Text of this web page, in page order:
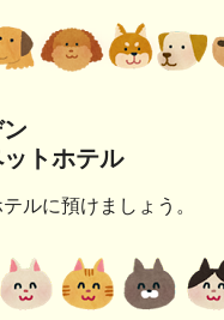
トホテル
ルに預けましょう。